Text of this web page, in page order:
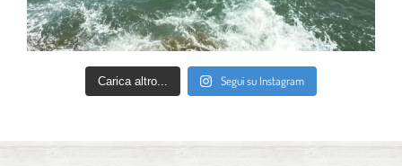
Carica altro... Segui su Instagram